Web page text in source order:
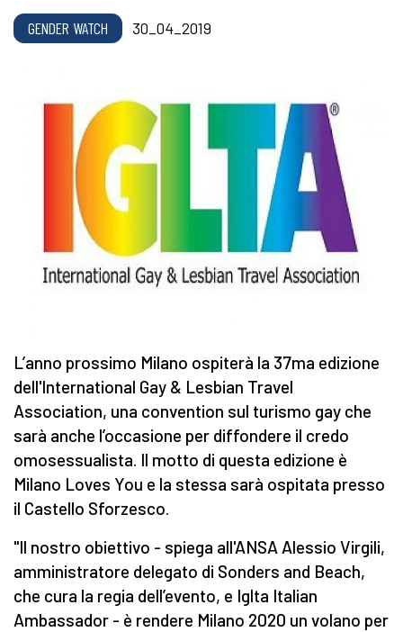
GENDER WATCH 30_04_2019
L’anno prossimo Milano ospiterà la 37ma edizione
dell'International Gay & Lesbian Travel
Association, una convention sul turismo gay che
sarà anche l’occasione per diffondere il credo
omosessualista. Il motto di questa edizione è
Milano Loves You e la stessa sarà ospitata presso
il Castello Sforzesco.
"Il nostro obiettivo - spiega all'ANSA Alessio Virgili,
amministratore delegato di Sonders and Beach,
che cura la regia dell’evento, e Iglta Italian
Ambassador - è rendere Milano 2020 un volano per